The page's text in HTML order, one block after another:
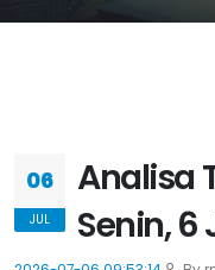
06
JUL
Analisa
Senin, 6